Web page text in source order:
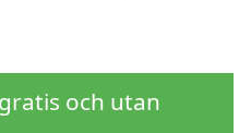
och utan